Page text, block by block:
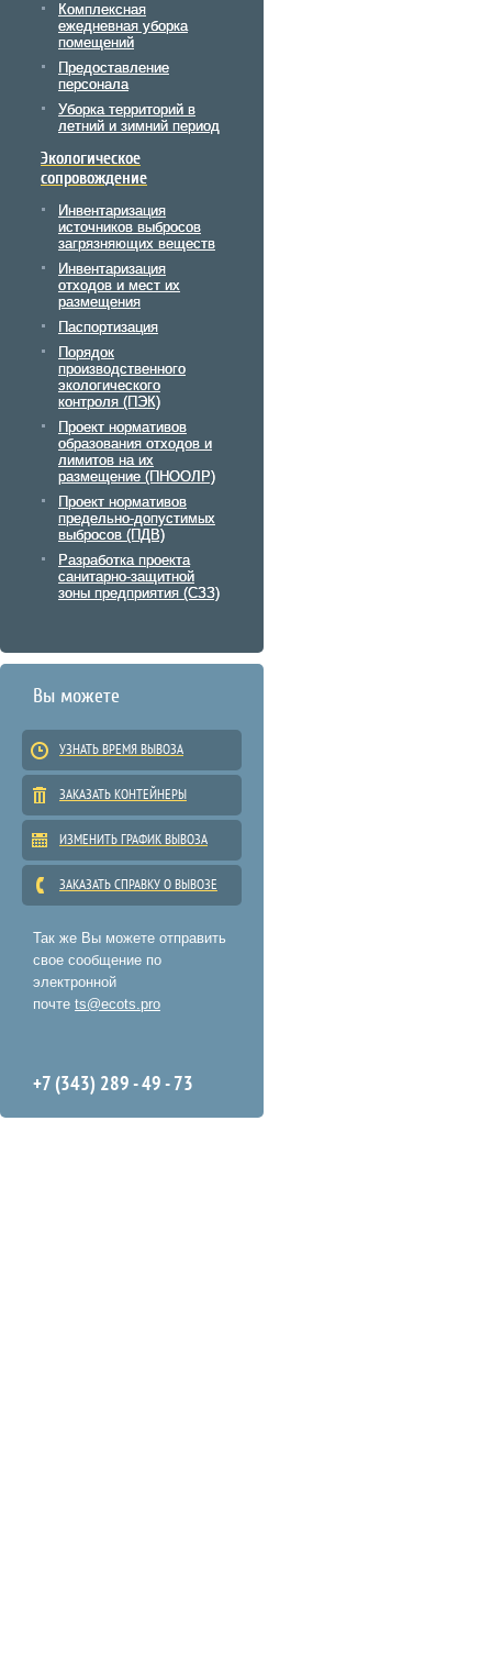
Комплексная
ежедневная уборка
помещений
Предоставление
персонала
Уборка территорий в
летний и зимний период
Экологическое
сопровождение
Инвентаризация
источников выбросов
загрязняющих веществ
Инвентаризация
отходов и мест их
размещения
Паспортизация
Порядок
производственного
экологического
контроля (ПЭК)
Проект нормативов
образования отходов и
лимитов на их
размещение (ПНООЛР)
Проект нормативов
предельно-допустимых
выбросов (ПДВ)
Разработка проекта
санитарно-защитной
зоны предприятия (СЗЗ)
Вы можете
УЗНАТЬ ВРЕМЯ ВЫВОЗА
ЗАКАЗАТЬ КОНТЕЙНЕРЫ
ИЗМЕНИТЬ ГРАФИК ВЫВОЗА
ЗАКАЗАТЬ СПРАВКУ О ВЫВОЗЕ
Так же Вы можете отправить
свое сообщение по
электронной
почте ts@ecots.pro
+7 (343) 289 - 49 - 73